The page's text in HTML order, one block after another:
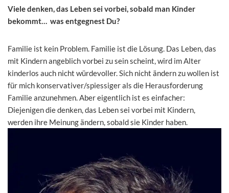
Viele denken, das Leben sei vorbei, sobald man Kinder
bekommt… was entgegnest Du?
Familie ist kein Problem. Familie ist die Lösung. Das Leben, das
mit Kindern angeblich vorbei zu sein scheint, wird im Alter
kinderlos auch nicht würdevoller. Sich nicht ändern zu wollen ist
für mich konservativer/spiessiger als die Herausforderung
Familie anzunehmen. Aber eigentlich ist es einfacher:
Diejenigen die denken, das Leben sei vorbei mit Kindern,
werden ihre Meinung ändern, sobald sie Kinder haben.